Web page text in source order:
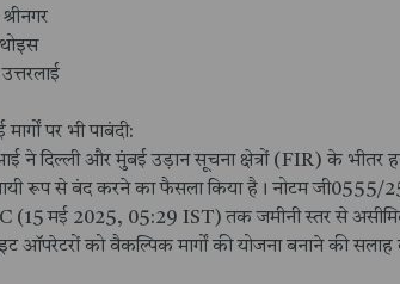
मार्गों पर भी पाबंदी:
ने दिल्ली और मुंबई उड़ान सूचना क्षेत्रों (FIR) के भीतर
रूप से बंद करने का फैसला किया है। नोटम
(15 मई 2025, 05:29 IST) तक जमीनी स्तर से
ऑपरेटरों को वैकल्पिक मार्गों की योजना बनाने की सलाह